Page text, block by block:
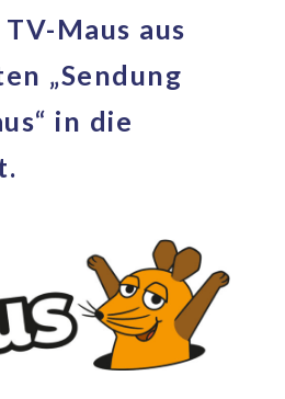
Maus aus
„Sendung
in die